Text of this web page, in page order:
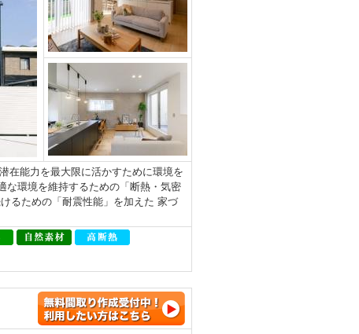
在能力を最大限に活かすために環境を
環境を維持するための「断熱・気密
るための「耐震性能」を加えた 家づ